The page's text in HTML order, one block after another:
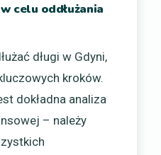
celu oddłużania
długi w Gdyni,
kroków.
dokładna analiza
– należy